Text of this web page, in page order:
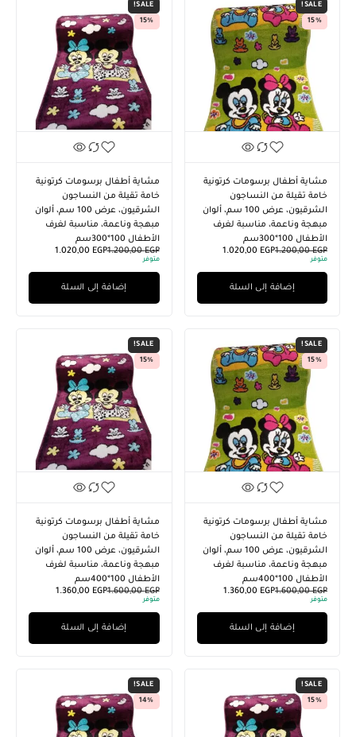
SALE!
15%
مشاية أطفال برسومات كرتونية
خامة تقيلة من النساجون
الشرقيون، عرض 100 سم، ألوان
مبهجة وناعمة، مناسبة لغرف
الأطفال 100*300سم
1.200,00EGP
1.020,00 EGP
متوفر
إضافة إلى السلة
SALE!
15%
مشاية أطفال برسومات كرتونية
خامة تقيلة من النساجون
الشرقيون، عرض 100 سم، ألوان
مبهجة وناعمة، مناسبة لغرف
الأطفال 100*300سم
1.200,00EGP
1.020,00 EGP
متوفر
إضافة إلى السلة
SALE!
15%
مشاية أطفال برسومات كرتونية
خامة تقيلة من النساجون
الشرقيون، عرض 100 سم، ألوان
مبهجة وناعمة، مناسبة لغرف
الأطفال 100*400سم
1.600,00EGP
1.360,00 EGP
متوفر
إضافة إلى السلة
SALE!
15%
مشاية أطفال برسومات كرتونية
خامة تقيلة من النساجون
الشرقيون، عرض 100 سم، ألوان
مبهجة وناعمة، مناسبة لغرف
الأطفال 100*400سم
1.600,00EGP
1.360,00 EGP
متوفر
إضافة إلى السلة
SALE!
15%
SALE!
14%